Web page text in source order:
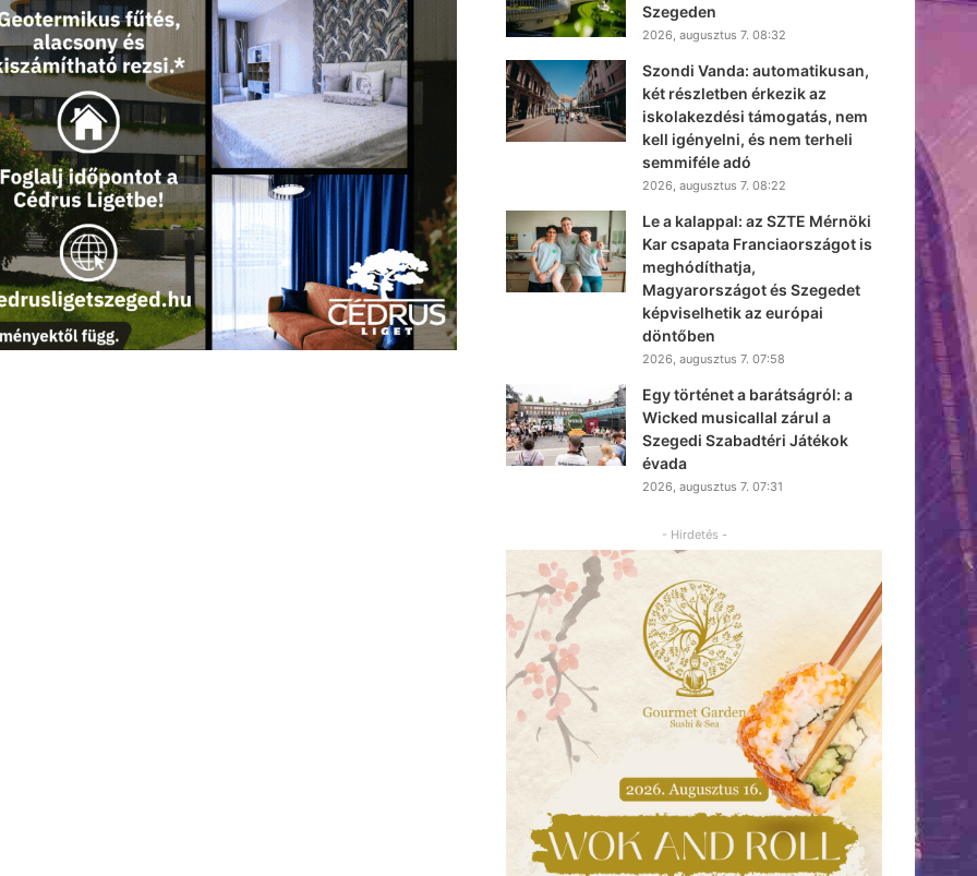
Szegeden
2026, augusztus 7. 08:32
Szondi Vanda: automatikusan,
két részletben érkezik az
iskolakezdési támogatás, nem
kell igényelni, és nem terheli
semmiféle adó
2026, augusztus 7. 08:22
Le a kalappal: az SZTE Mérnöki
Kar csapata Franciaországot is
meghódíthatja,
Magyarországot és Szegedet
képviselhetik az európai
döntőben
2026, augusztus 7. 07:58
Egy történet a barátságról: a
Wicked musicallal zárul a
Szegedi Szabadtéri Játékok
évada
2026, augusztus 7. 07:31
- Hirdetés -